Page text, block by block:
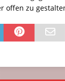
offen zu